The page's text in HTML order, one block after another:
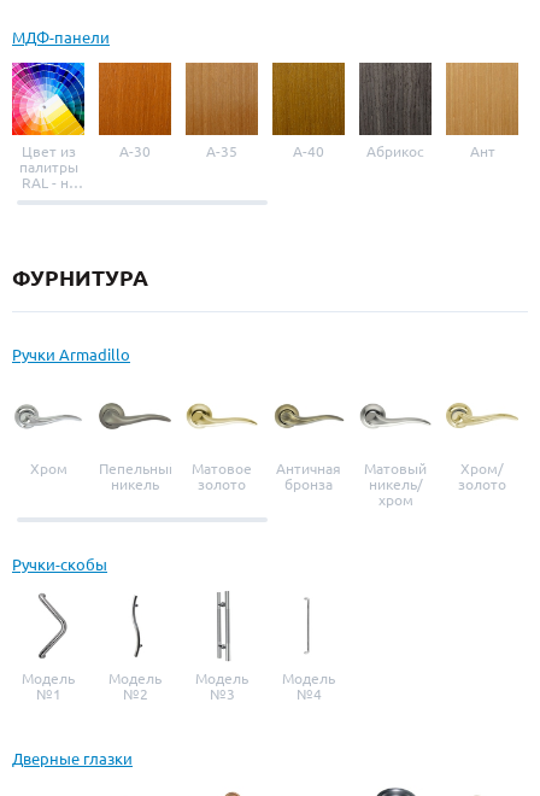
МДФ-панели
Цвет из
палитры
RAL - на
выбор
A-30 A-35 A-40 Абрикос Ант
ФУРНИТУРА
Ручки Armadillo
Хром
Пепельный
никель
Матовое
золото
Античная
бронза
Матовый
никель/
хром
Хром/
золото
Ручки-скобы
Модель
№1
Модель
№2
Модель
№3
Модель
№4
Дверные глазки